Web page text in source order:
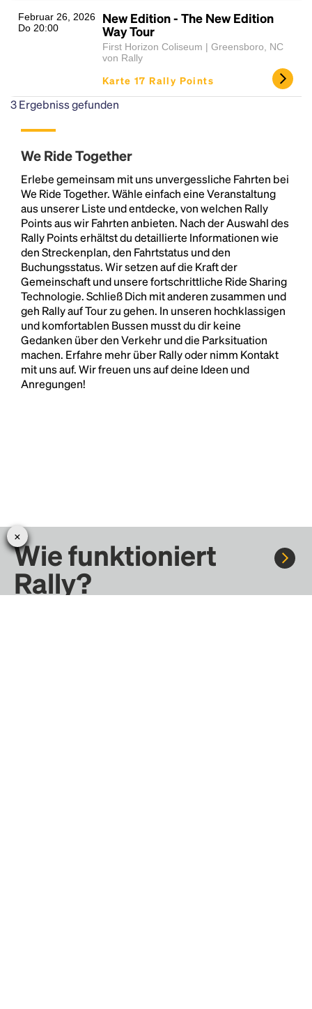
Februar 26, 2026
Do 20:00
New Edition - The New Edition
Way Tour
First Horizon Coliseum | Greensboro, NC
von Rally
Karte 17 Rally Points
3Ergebniss gefunden
We Ride Together
Erlebe gemeinsam mit uns unvergessliche Fahrten bei
We Ride Together. Wähle einfach eine Veranstaltung
aus unserer Liste und entdecke, von welchen Rally
Points aus wir Fahrten anbieten. Nach der Auswahl des
Rally Points erhältst du detaillierte Informationen wie
den Streckenplan, den Fahrtstatus und den
Buchungsstatus. Wir setzen auf die Kraft der
Gemeinschaft und unsere fortschrittliche Ride Sharing
Technologie. Schließ Dich mit anderen zusammen und
geh Rally auf Tour zu gehen. In unseren hochklassigen
und komfortablen Bussen musst du dir keine
Gedanken über den Verkehr und die Parksituation
machen. Erfahre mehr über Rally oder nimm Kontakt
mit uns auf. Wir freuen uns auf deine Ideen und
Anregungen!
Wie funktioniert
Rally?
type and scrambled it to make a type specimen
book. It has survived not only five centuries, but also
the leap into electronic typesetting, remaining
essentially unchanged.